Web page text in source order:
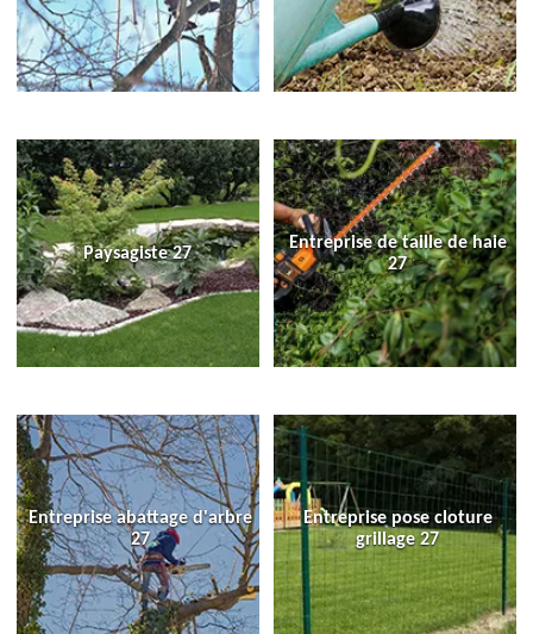
Paysagiste 27
Entreprise de taille de haie
27
Entreprise abattage d'arbre
27
Entreprise pose cloture
grillage 27